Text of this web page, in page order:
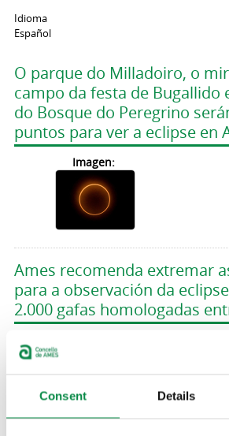
Consent Details
Idioma
Español
O parque do Milladoiro, o
campo da festa de Bugallido
do Bosque do Peregrino
puntos para ver a eclipse en
Imagen:
Ames recomenda extremar
para a observación da
2.000 gafas homologadas